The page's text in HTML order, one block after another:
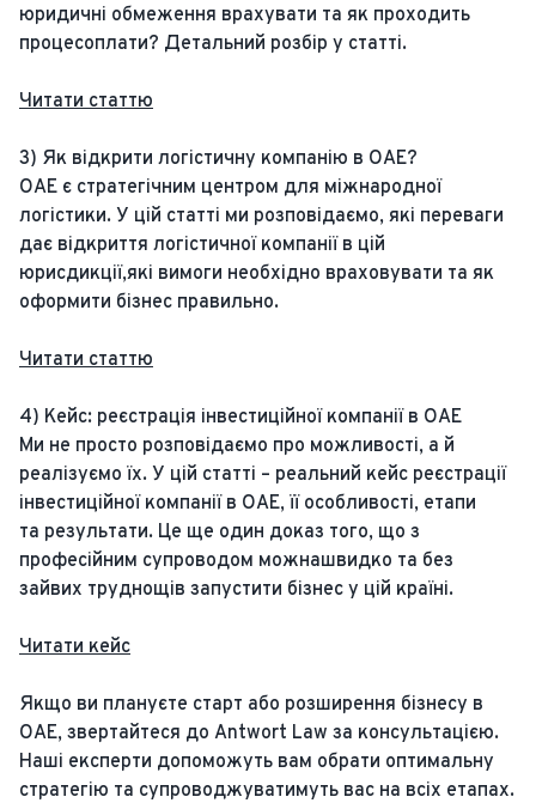
юридичні обмеження врахувати та як проходить
процесоплати? Детальний розбір у статті.
Читати статтю
3) Як відкрити логістичну компанію в ОАЕ?
ОАЕ є стратегічним центром для міжнародної
логістики. У цій статті ми розповідаємо, які переваги
дає відкриття логістичної компанії в цій
юрисдикції,які вимоги необхідно враховувати та як
оформити бізнес правильно.
Читати статтю
4) Кейс: реєстрація інвестиційної компанії в ОАЕ
Ми не просто розповідаємо про можливості, а й
реалізуємо їх. У цій статті – реальний кейс реєстрації
інвестиційної компанії в ОАЕ, її особливості, етапи
та результати. Це ще один доказ того, що з
професійним супроводом можнашвидко та без
зайвих труднощів запустити бізнес у цій країні.
Читати кейс
Якщо ви плануєте старт або розширення бізнесу в
ОАЕ, звертайтеся до Antwort Law за консультацією.
Наші експерти допоможуть вам обрати оптимальну
стратегію та супроводжуватимуть вас на всіх етапах.